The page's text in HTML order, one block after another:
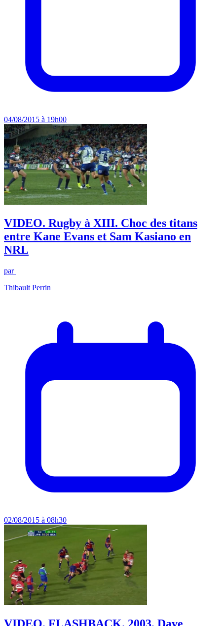
04/08/2015 à 19h00
VIDEO. Rugby à XIII. Choc des titans
entre Kane Evans et Sam Kasiano en
NRL
par
Thibault Perrin
02/08/2015 à 08h30